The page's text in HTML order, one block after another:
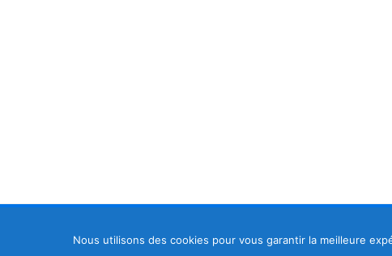
Nous utilisons des cookies pour vous garantir la meilleure